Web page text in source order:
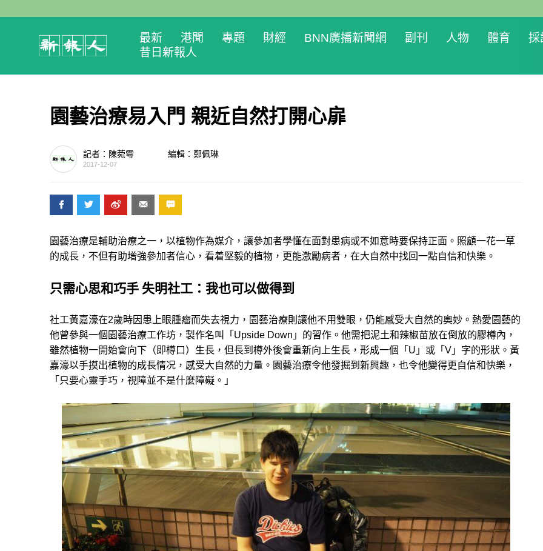
最新 港聞 專題 財經 BNN廣播新聞網 副刊 人物 體育 採
昔日新報人
園藝治療易入門 親近自然打開心扉
記者：陳菀雩 編輯：鄭佩琳
2017-12-07
園藝治療是輔助治療之一，以植物作為媒介，讓參加者學懂在面對患病或不如意時要保持正面。照顧一花一草
的成長，不但有助增強參加者信心，看着堅毅的植物，更能激勵病者，在大自然中找回一點自信和快樂。
只需心思和巧手 失明社工：我也可以做得到
社工黃嘉濠在2歲時因患上眼腫瘤而失去視力，園藝治療則讓他不用雙眼，仍能感受大自然的奧妙。熱愛園藝的
他曾參與一個園藝治療工作坊，製作名叫「Upside Down」的習作。他需把泥土和辣椒苗放在倒放的膠樽內，
雖然植物一開始會向下（即樽口）生長，但長到樽外後會重新向上生長，形成一個「U」或「V」字的形狀。黃
嘉濠以手摸出植物的成長情况，感受大自然的力量。園藝治療令他發掘到新興趣，也令他變得更自信和快樂，
「只要心靈手巧，視障並不是什麼障礙。」